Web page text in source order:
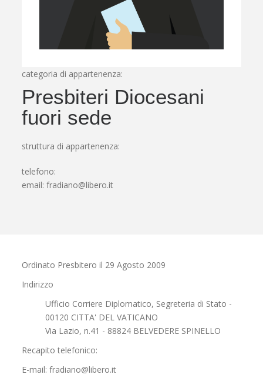
categoria di appartenenza:
Presbiteri Diocesani
fuori sede
struttura di appartenenza:
telefono:
email:fradiano@libero.it
Ordinato Presbitero il 29 Agosto 2009
Indirizzo
Ufficio Corriere Diplomatico, Segreteria di Stato -
00120 CITTA' DEL VATICANO
Via Lazio, n.41 - 88824 BELVEDERE SPINELLO
Recapito telefonico:
E-mail: fradiano@libero.it